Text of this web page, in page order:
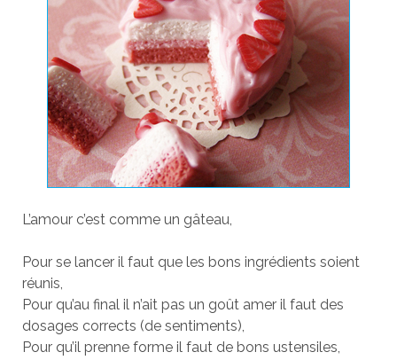
L’amour c’est comme un gâteau,
Pour se lancer il faut que les bons ingrédients soient
réunis,
Pour qu’au final il n’ait pas un goût amer il faut des
dosages corrects (de sentiments),
Pour qu’il prenne forme il faut de bons ustensiles,